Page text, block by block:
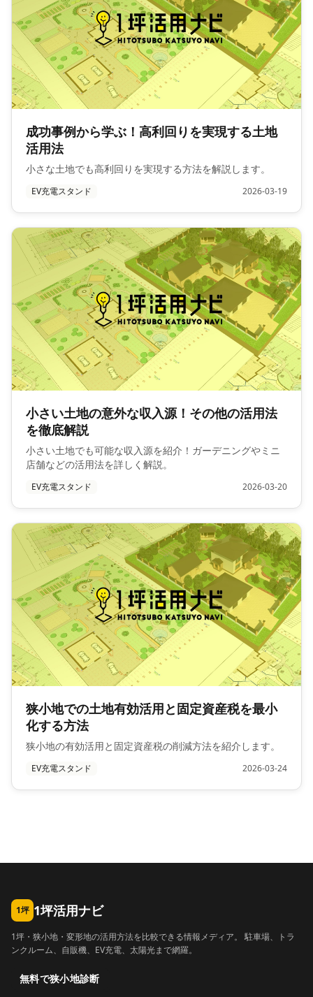
成功事例から学ぶ！高利回りを実現する土地
活用法
小さな土地でも高利回りを実現する方法を解説します。
EV充電スタンド 2026-03-19
小さい土地の意外な収入源！その他の活用法
を徹底解説
小さい土地でも可能な収入源を紹介！ガーデニングやミニ
店舗などの活用法を詳しく解説。
EV充電スタンド 2026-03-20
狭小地での土地有効活用と固定資産税を最小
化する方法
狭小地の有効活用と固定資産税の削減方法を紹介します。
EV充電スタンド 2026-03-24
1坪 1坪活用ナビ
1坪・狭小地・変形地の活用方法を比較できる情報メディア。 駐車場、トラ
ンクルーム、自販機、EV充電、太陽光まで網羅。
無料で狭小地診断